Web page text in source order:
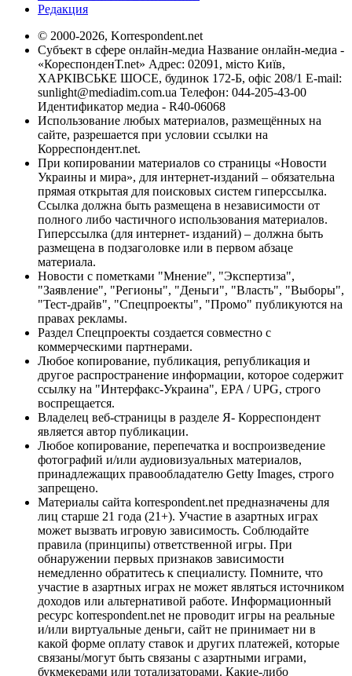
Редакция
© 2000-2026, Korrespondent.net
Субъект в сфере онлайн-медиа Название онлайн-медиа -
«КореспонденТ.net» Адрес: 02091, місто Київ,
ХАРКІВСЬКЕ ШОСЕ, будинок 172-Б, офіс 208/1 E-mail:
sunlight@mediadim.com.ua Телефон: 044-205-43-00
Идентификатор медиа - R40-06068
Использование любых материалов, размещённых на
сайте, разрешается при условии ссылки на
Корреспондент.net.
При копировании материалов со страницы «Новости
Украины и мира», для интернет-изданий – обязательна
прямая открытая для поисковых систем гиперссылка.
Ссылка должна быть размещена в независимости от
полного либо частичного использования материалов.
Гиперссылка (для интернет- изданий) – должна быть
размещена в подзаголовке или в первом абзаце
материала.
Новости с пометками "Мнение", "Экспертиза",
"Заявление", "Регионы", "Деньги", "Власть", "Выборы",
"Тест-драйв", "Спецпроекты", "Промо" публикуются на
правах рекламы.
Раздел Спецпроекты создается совместно с
коммерческими партнерами.
Любое копирование, публикация, републикация и
другое распространение информации, которое содержит
ссылку на "Интерфакс-Украина", EPA / UPG, строго
воспрещается.
Владелец веб-страницы в разделе Я- Корреспондент
является автор публикации.
Любое копирование, перепечатка и воспроизведение
фотографий и/или аудиовизуальных материалов,
принадлежащих правообладателю Getty Images, строго
запрещено.
Материалы сайта korrespondent.net предназначены для
лиц старше 21 года (21+). Участие в азартных играх
может вызвать игровую зависимость. Соблюдайте
правила (принципы) ответственной игры. При
обнаружении первых признаков зависимости
немедленно обратитесь к специалисту. Помните, что
участие в азартных играх не может являться источником
доходов или альтернативой работе. Информационный
ресурс korrespondent.net не проводит игры на реальные
и/или виртуальные деньги, сайт не принимает ни в
какой форме оплату ставок и других платежей, которые
связаны/могут быть связаны с азартными играми,
букмекерами или тотализаторами. Какие-либо